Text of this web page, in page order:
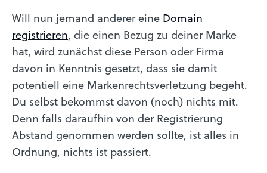
Will nun jemand anderer eine Domain
registrieren, die einen Bezug zu deiner Marke
hat, wird zunächst diese Person oder Firma
davon in Kenntnis gesetzt, dass sie damit
potentiell eine Markenrechtsverletzung begeht.
Du selbst bekommst davon (noch) nichts mit.
Denn falls daraufhin von der Registrierung
Abstand genommen werden sollte, ist alles in
Ordnung, nichts ist passiert.